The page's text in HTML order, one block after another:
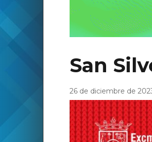
San
26 de diciembre de